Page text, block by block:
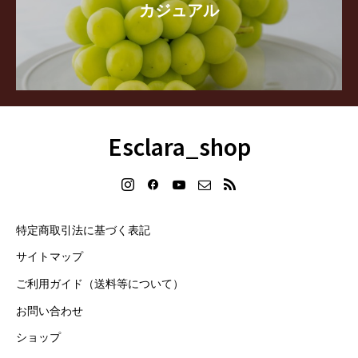
カジュアル
Esclara_shop
特定商取引法に基づく表記
サイトマップ
ご利用ガイド（送料等について）
お問い合わせ
ショップ